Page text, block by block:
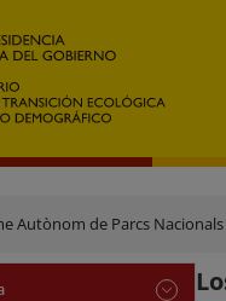
Autònom de Parcs Nacionals